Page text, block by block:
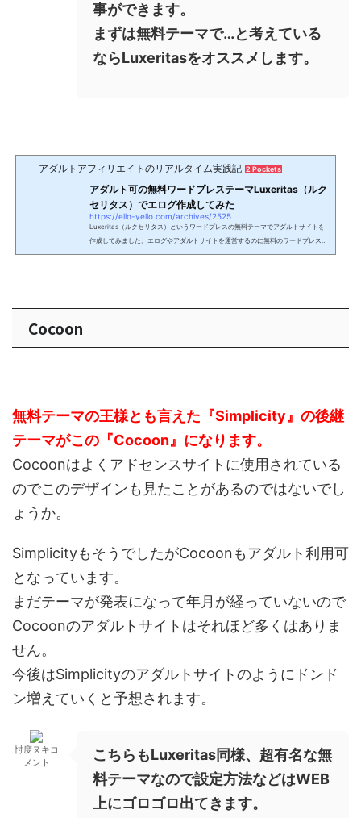
事ができます。
まずは無料テーマで…と考えている
ならLuxeritasをオススメします。
アダルトアフィリエイトのリアルタイム実践記 2 Pockets
アダルト可の無料ワードプレステーマLuxeritas（ルク
セリタス）でエログ作成してみた
https://ello-yello.com/archives/2525
Luxeritas（ルクセリタス）というワードプレスの無料テーマでアダルトサイトを
作成してみました。エログやアダルトサイトを運営するのに無料のワードプレステ
ーマを探しているならこのLuxeritas（ルクセリタス）を選択肢として考えてみて
いでもありません。まだブログを初めたばかりとか、試しにワー...
Cocoon
無料テーマの王様とも言えた『Simplicity』の後継
テーマがこの『Cocoon』になります。
Cocoonはよくアドセンスサイトに使用されている
のでこのデザインも見たことがあるのではないでし
ょうか。
SimplicityもそうでしたがCocoonもアダルト利用可
となっています。
まだテーマが発表になって年月が経っていないので
Cocoonのアダルトサイトはそれほど多くはありま
せん。
今後はSimplicityのアダルトサイトのようにドンド
ン増えていくと予想されます。
忖度ヌキコ
メント
こちらもLuxeritas同様、超有名な無
料テーマなので設定方法などはWEB
上にゴロゴロ出てきます。